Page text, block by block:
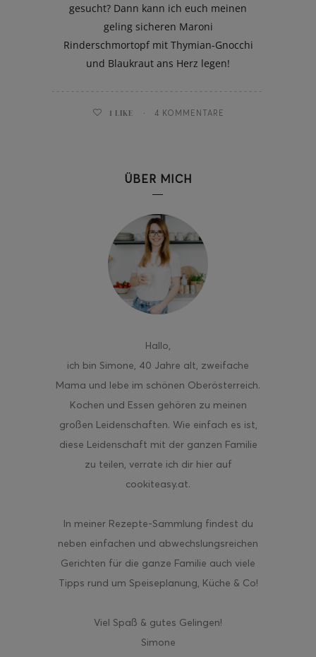
gesucht? Dann kann ich euch meinen
geling sicheren Maroni
Rinderschmortopf mit Thymian-Gnocchi
und Blaukraut ans Herz legen!
1 LIKE 4 KOMMENTARE
ÜBER MICH
Hallo,
ich bin Simone, 40 Jahre alt, zweifache
Mama und lebe im schönen Oberösterreich.
Kochen und Essen gehören zu meinen
großen Leidenschaften. Wie einfach es ist,
diese Leidenschaft mit der ganzen Familie
zu teilen, verrate ich dir hier auf
cookiteasy.at.
In meiner Rezepte-Sammlung findest du
neben einfachen und abwechslungsreichen
Gerichten für die ganze Familie auch viele
Tipps rund um Speiseplanung, Küche & Co!
Viel Spaß & gutes Gelingen!
Simone